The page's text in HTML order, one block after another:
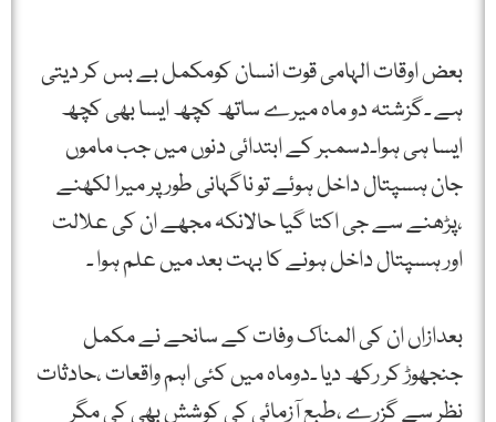
بعض اوقات الہامی قوت انسان کومکمل بے بس کر دیتی
ہے ۔گزشتہ دو ماہ میرے ساتھ کچھ ایسا بھی کچھ
ایسا ہی ہوا۔دسمبر کے ابتدائی دنوں میں جب ماموں
جان ہسپتال داخل ہوئے تو ناگہانی طور پر میرا لکھنے
،پڑھنے سے جی اکتا گیا حالانکہ مجھے ان کی علالت
اور ہسپتال داخل ہونے کا بہت بعد میں علم ہوا ۔
بعدازاں ان کی المناک وفات کے سانحے نے مکمل
جنجھوڑ کر رکھ دیا ۔دوماہ میں کئی اہم واقعات ،حادثات
نظر سے گزرے ،طبع آزمائی کی کوشش بھی کی مگر